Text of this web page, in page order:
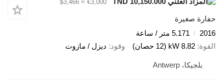
€3,000
≈ $3,466
حفارة صغيرة
2016
5.171 متر / ساعة
القوة 8.82 kW (12 حصان) وقود ديزل / مازوت
بلجيكا، Antwerp